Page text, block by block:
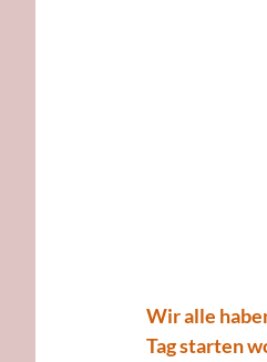
Wir alle
Tag starten